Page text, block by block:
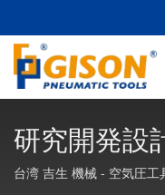
研究開発設
有限公司
台湾 吉生 機械 - 空気圧